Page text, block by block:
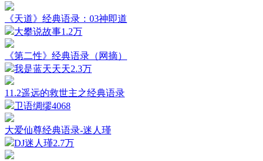
《天道》经典语录：03神即道
大攀说故事1.2万
《第二性》经典语录（网摘）
我是蓝天天天2.3万
11.2遥远的救世主之经典语录
卫语绸缪4068
大爱仙尊经典语录-迷人瑾
DJ迷人瑾2.7万